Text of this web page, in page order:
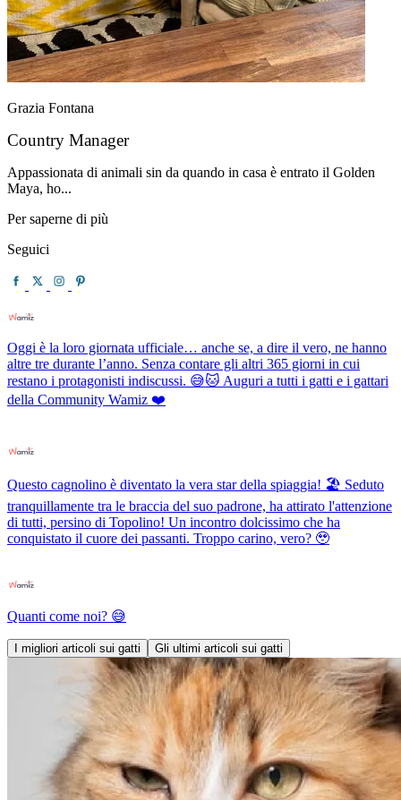
Grazia Fontana
Country Manager
Appassionata di animali sin da quando in casa è entrato il Golden
Maya, ho...
Per saperne di più
Seguici
Oggi è la loro giornata ufficiale… anche se, a dire il vero, ne hanno
altre tre durante l’anno. Senza contare gli altri 365 giorni in cui
restano i protagonisti indiscussi. 😅🐱 Auguri a tutti i gatti e i gattari
della Community Wamiz ❤️
Questo cagnolino è diventato la vera star della spiaggia! 🏖️ Seduto
tranquillamente tra le braccia del suo padrone, ha attirato l'attenzione
di tutti, persino di Topolino! Un incontro dolcissimo che ha
conquistato il cuore dei passanti. Troppo carino, vero? 🥹
Quanti come noi? 😅
I migliori articoli sui gatti Gli ultimi articoli sui gatti